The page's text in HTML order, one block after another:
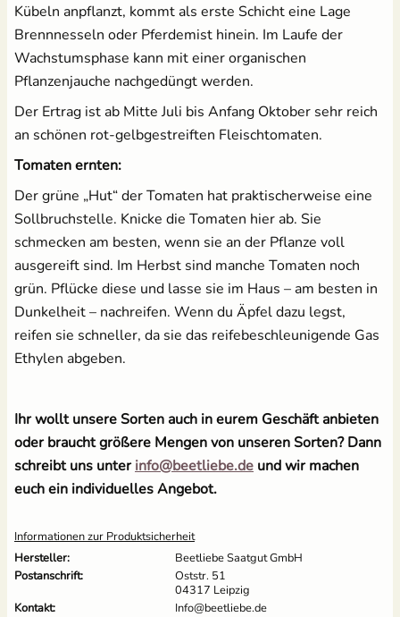
Kübeln anpflanzt, kommt als erste Schicht eine Lage
Brennnesseln oder Pferdemist hinein. Im Laufe der
Wachstumsphase kann mit einer organischen
Pflanzenjauche nachgedüngt werden.
Der Ertrag ist ab Mitte Juli bis Anfang Oktober sehr reich
an schönen rot-gelbgestreiften Fleischtomaten.
Tomaten ernten:
Der grüne „Hut“ der Tomaten hat praktischerweise eine
Sollbruchstelle. Knicke die Tomaten hier ab. Sie
schmecken am besten, wenn sie an der Pflanze voll
ausgereift sind. Im Herbst sind manche Tomaten noch
grün. Pflücke diese und lasse sie im Haus – am besten in
Dunkelheit – nachreifen. Wenn du Äpfel dazu legst,
reifen sie schneller, da sie das reifebeschleunigende Gas
Ethylen abgeben.
Ihr wollt unsere Sorten auch in eurem Geschäft anbieten
oder braucht größere Mengen von unseren Sorten? Dann
schreibt uns unterinfo@beetliebe.de und wir machen
euch ein individuelles Angebot.
Informationen zur Produktsicherheit
Hersteller:
Beetliebe Saatgut GmbH
Postanschrift:
Oststr. 51
04317 Leipzig
Kontakt:
Info@beetliebe.de